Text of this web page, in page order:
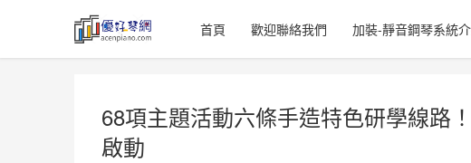
首頁 歡迎聯絡我們 加裝-靜音鋼琴系統
68項主題活動六條手造特色研學線路
啟動